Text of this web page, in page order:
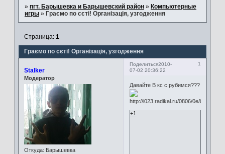
» пгт. Барышевка и Барышевский район » Компьютерные
игры » Граємо по сєті! Організація, узгодження
Граємо по сєті! Організація, узгодження
Страница: 1
Поделиться 1
2010-
07-02 20:36:22
Stalker
Модератор
Откуда: Барышевка
Давайте В кс с рубимся???
+1